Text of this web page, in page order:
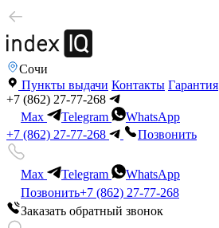
Сочи
Пункты выдачи Контакты Гарантия
+7 (862) 27-77-268
Max
Telegram
WhatsApp
+7 (862) 27-77-268
Позвонить
Max Telegram
WhatsApp
Позвонить+7 (862) 27-77-268
Заказать обратный звонок